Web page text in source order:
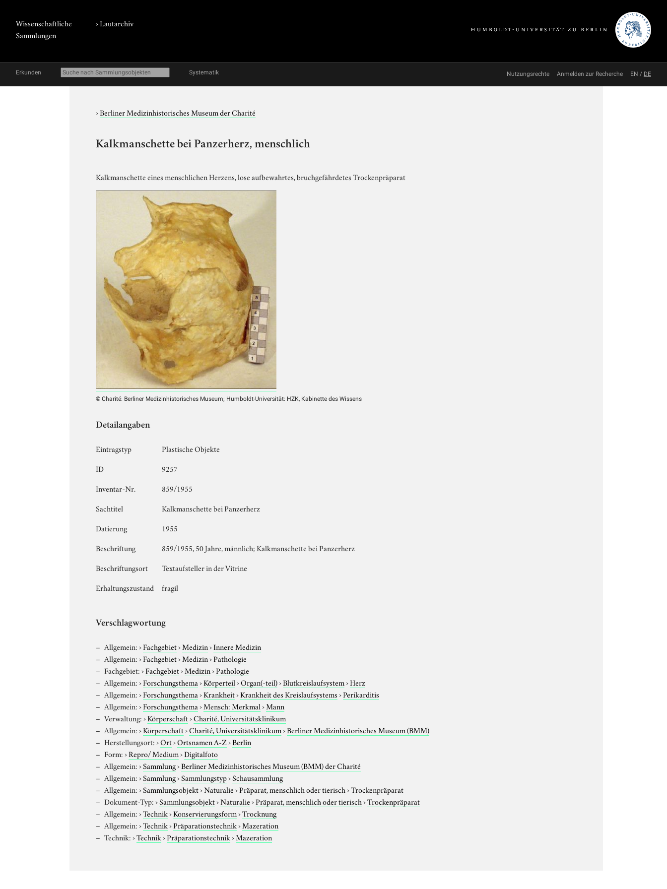
Wissenschaftliche
Sammlungen
›Lautarchiv
Erkunden Systematik Nutzungsrechte Anmelden zur Recherche EN / DE
›Berliner Medizinhistorisches Museum der Charité
Kalkmanschette bei Panzerherz, menschlich
Kalkmanschette eines menschlichen Herzens, lose aufbewahrtes, bruchgefährdetes Trockenpräparat
© Charité: Berliner Medizinhistorisches Museum; Humboldt-Universität: HZK, Kabinette des Wissens
Detailangaben
Eintragstyp
Plastische Objekte
ID
9257
Inventar-Nr.
859/1955
Sachtitel
Kalkmanschette bei Panzerherz
Datierung
1955
Beschriftung
859/1955, 50 Jahre, männlich; Kalkmanschette bei Panzerherz
Beschriftungsort
Textaufsteller in der Vitrine
Erhaltungszustand
fragil
Verschlagwortung
Allgemein:›Fachgebiet›Medizin›Innere Medizin
Allgemein:›Fachgebiet›Medizin›Pathologie
Fachgebiet:›Fachgebiet›Medizin›Pathologie
Allgemein:›Forschungsthema›Körperteil›Organ(-teil)›Blutkreislaufsystem›Herz
Allgemein:›Forschungsthema›Krankheit›Krankheit des Kreislaufsystems›Perikarditis
Allgemein:›Forschungsthema›Mensch: Merkmal›Mann
Verwaltung:›Körperschaft›Charité, Universitätsklinikum
Allgemein:›Körperschaft›Charité, Universitätsklinikum›Berliner Medizinhistorisches Museum (BMM)
Herstellungsort:›Ort›Ortsnamen A-Z›Berlin
Form:›Repro/ Medium›Digitalfoto
Allgemein:›Sammlung›Berliner Medizinhistorisches Museum (BMM) der Charité
Allgemein:›Sammlung›Sammlungstyp›Schausammlung
Allgemein:›Sammlungsobjekt›Naturalie›Präparat, menschlich oder tierisch›Trockenpräparat
Dokument-Typ:›Sammlungsobjekt›Naturalie›Präparat, menschlich oder tierisch›Trockenpräparat
Allgemein:›Technik›Konservierungsform›Trocknung
Allgemein:›Technik›Präparationstechnik›Mazeration
Technik:›Technik›Präparationstechnik›Mazeration